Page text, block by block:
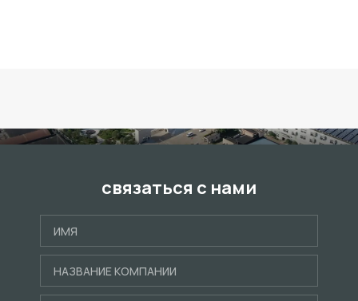
связаться с нами